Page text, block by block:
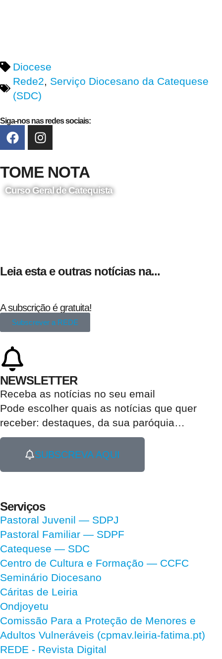
Diocese
Rede2, Serviço Diocesano da Catequese
(SDC)
Siga-nos nas redes sociais:
TOME NOTA
Curso Geral de Catequista
Leia esta e outras notícias na...
A subscrição é gratuita!
Subscrever a REDE
NEWSLETTER
Receba as notícias no seu email​
Pode escolher quais as notícias que quer
receber: destaques, da sua paróquia…
SUBSCREVA AQUI
Serviços
Pastoral Juvenil — SDPJ
Pastoral Familiar — SDPF
Catequese — SDC
Centro de Cultura e Formação — CCFC
Seminário Diocesano
Cáritas de Leiria
Ondjoyetu
Comissão Para a Proteção de Menores e
Adultos Vulneráveis (cpmav.leiria-fatima.pt)
REDE - Revista Digital